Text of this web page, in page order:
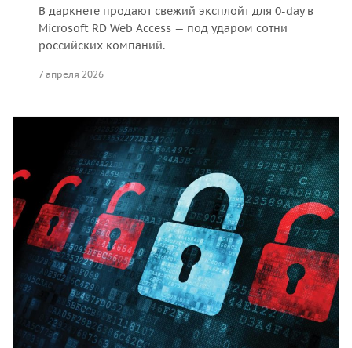
В даркнете продают свежий эксплойт для 0-day в
Microsoft RD Web Access — под ударом сотни
российских компаний.
7 апреля 2026